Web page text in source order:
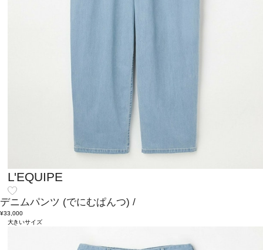
L'EQUIPE
デニムパンツ (でにむぱんつ) /
¥33,000
大きいサイズ